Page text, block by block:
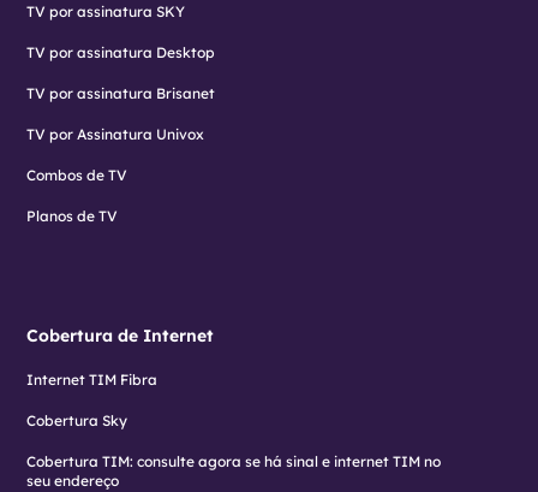
TV por assinatura SKY
TV por assinatura Desktop
TV por assinatura Brisanet
TV por Assinatura Univox
Combos de TV
Planos de TV
Cobertura de Internet
Internet TIM Fibra
Cobertura Sky
Cobertura TIM: consulte agora se há sinal e internet TIM no
seu endereço